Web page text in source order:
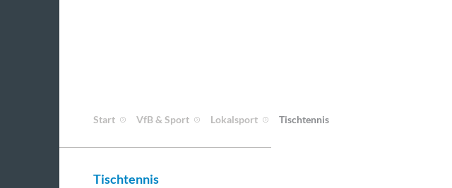
Start VfB & Sport Lokalsport Tischtennis
Tischtennis